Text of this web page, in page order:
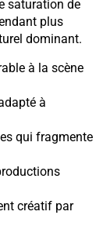
saturation de
plus
dominant.
à la scène
à
qui fragmente
créatif par